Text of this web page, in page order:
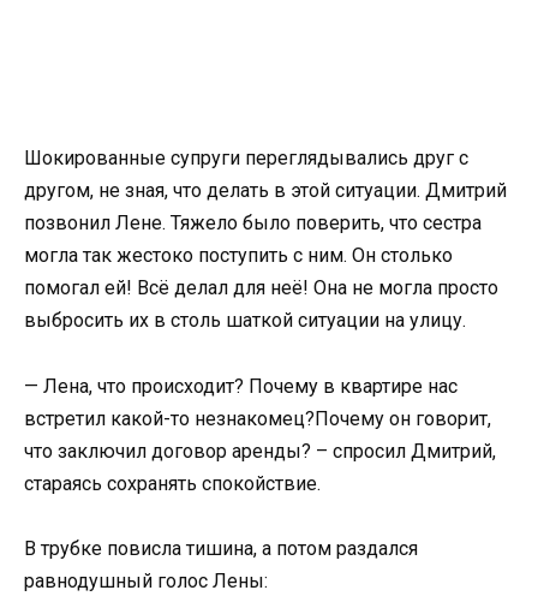
Шокированные супруги переглядывались друг с
другом, не зная, что делать в этой ситуации. Дмитрий
позвонил Лене. Тяжело было поверить, что сестра
могла так жестоко поступить с ним. Он столько
помогал ей! Всё делал для неё! Она не могла просто
выбросить их в столь шаткой ситуации на улицу.
— Лена, что происходит? Почему в квартире нас
встретил какой-то незнакомец?Почему он говорит,
что заключил договор аренды? – спросил Дмитрий,
стараясь сохранять спокойствие.
В трубке повисла тишина, а потом раздался
равнодушный голос Лены: